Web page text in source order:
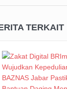
TERKAIT